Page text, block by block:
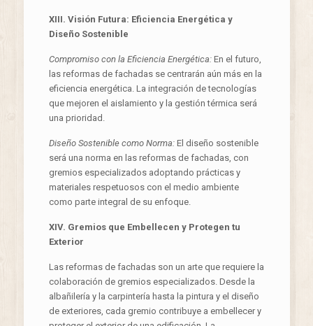
XIII. Visión Futura: Eficiencia Energética y
Diseño Sostenible
Compromiso con la Eficiencia Energética:En el futuro,
las reformas de fachadas se centrarán aún más en la
eficiencia energética. La integración de tecnologías
que mejoren el aislamiento y la gestión térmica será
una prioridad.
Diseño Sostenible como Norma:El diseño sostenible
será una norma en las reformas de fachadas, con
gremios especializados adoptando prácticas y
materiales respetuosos con el medio ambiente
como parte integral de su enfoque.
XIV. Gremios que Embellecen y Protegen tu
Exterior
Las reformas de fachadas son un arte que requiere la
colaboración de gremios especializados. Desde la
albañilería y la carpintería hasta la pintura y el diseño
de exteriores, cada gremio contribuye a embellecer y